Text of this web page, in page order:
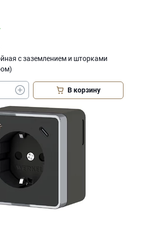
с заземлением и шторками
В корзину